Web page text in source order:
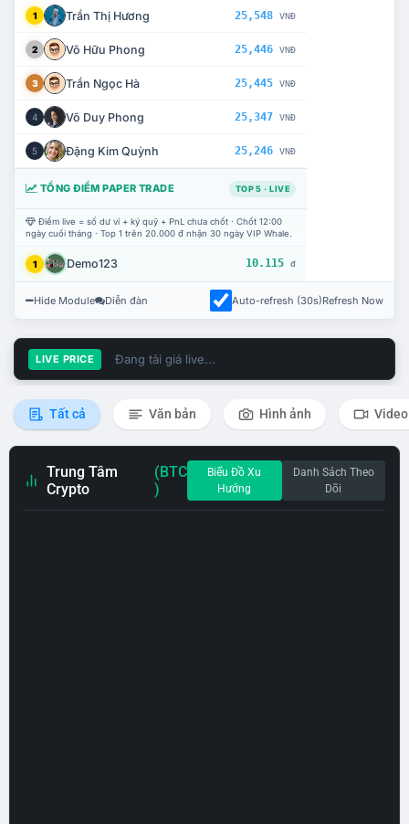
1 Trần Thị Hương 25,548 VNĐ
2 Võ Hữu Phong 25,446 VNĐ
3 Trần Ngọc Hà 25,445 VNĐ
4 Võ Duy Phong 25,347 VNĐ
5 Đặng Kim Quỳnh 25,246 VNĐ
TỔNG ĐIỂM PAPER TRADE TOP 5 · LIVE
Điểm live = số dư ví + ký quỹ + PnL chưa chốt · Chốt 12:00
ngày cuối tháng · Top 1 trên 20.000 đ nhận 30 ngày VIP Whale.
1 Demo123 10.115 đ
Hide Module Diễn đàn Auto-refresh (30s)Refresh Now
LIVE PRICE Đang tải giá live...
Tất cả Văn bản Hình ảnh Video
Trung Tâm
Crypto
(BTC
)
Biểu Đồ Xu
Hướng
Danh Sách Theo
Dõi